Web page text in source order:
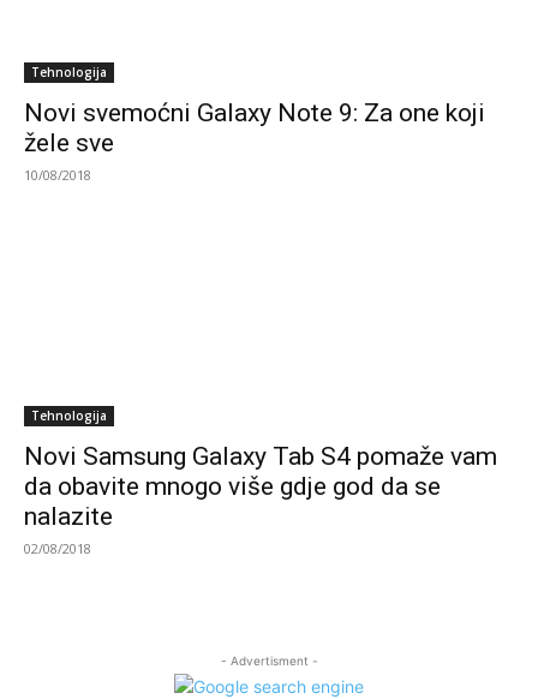
Tehnologija
Novi svemoćni Galaxy Note 9: Za one koji
žele sve
10/08/2018
Tehnologija
Novi Samsung Galaxy Tab S4 pomaže vam
da obavite mnogo više gdje god da se
nalazite
02/08/2018
- Advertisment -